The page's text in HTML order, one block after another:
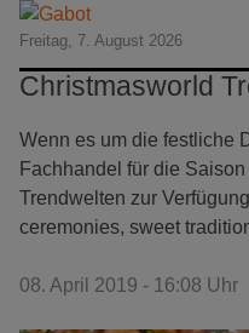
Freitag, 7. August 2026
Christmasworld
Wenn es um die festliche
Fachhandel für die
Trendwelten zur
ceremonies, sweet
08. April 2019 - 16:08 Uhr